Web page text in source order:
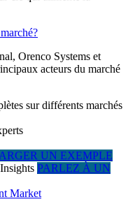
Orenco Systems et
acteurs du marché
sur différents marchés
UN EXEMPLE
PARLEZ À UN